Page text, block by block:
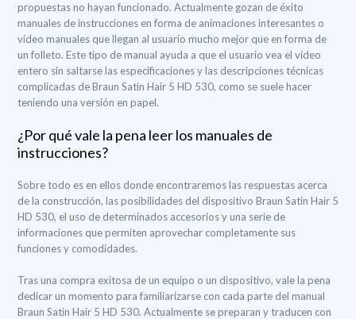
propuestas no hayan funcionado. Actualmente gozan de éxito
manuales de instrucciones en forma de animaciones interesantes o
vídeo manuales que llegan al usuario mucho mejor que en forma de
un folleto. Este tipo de manual ayuda a que el usuario vea el vídeo
entero sin saltarse las especificaciones y las descripciones técnicas
complicadas de Braun Satin Hair 5 HD 530, como se suele hacer
teniendo una versión en papel.
¿Por qué vale la pena leer los manuales de
instrucciones?
Sobre todo es en ellos donde encontraremos las respuestas acerca
de la construcción, las posibilidades del dispositivo Braun Satin Hair 5
HD 530, el uso de determinados accesorios y una serie de
informaciones que permiten aprovechar completamente sus
funciones y comodidades.
Tras una compra exitosa de un equipo o un dispositivo, vale la pena
dedicar un momento para familiarizarse con cada parte del manual
Braun Satin Hair 5 HD 530. Actualmente se preparan y traducen con